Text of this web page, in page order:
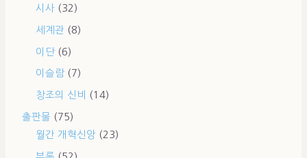
시사 (32)
세계관 (8)
이단 (6)
이슬람 (7)
창조의 신비 (14)
출판물 (75)
월간 개혁신앙 (23)